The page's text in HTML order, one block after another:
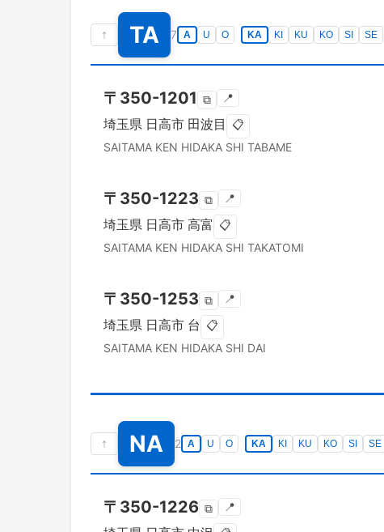
↑ TA 7 A U O KA KI KU KO SI SE
〒 350-1201 ⧉ 📍
埼玉県 日高市 田波目 📋
SAITAMA KEN HIDAKA SHI TABAME
〒 350-1223 ⧉ 📍
埼玉県 日高市 高富 📋
SAITAMA KEN HIDAKA SHI TAKATOMI
〒 350-1253 ⧉ 📍
埼玉県 日高市 台 📋
SAITAMA KEN HIDAKA SHI DAI
↑ NA 2 A U O KA KI KU KO SI SE
〒 350-1226 ⧉ 📍